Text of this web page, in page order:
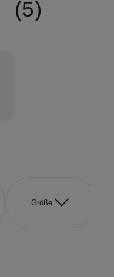
5
Größe